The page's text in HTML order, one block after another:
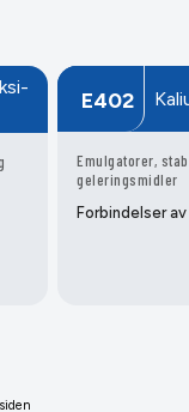
E402
Emulgatorer,
geleringsmidler
Forbindelser